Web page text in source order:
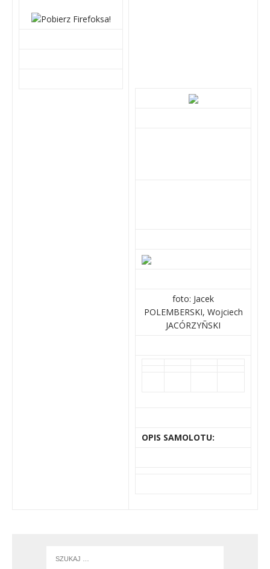
foto: Jacek
POLEMBERSKI, Wojciech
JACÓRZYÑSKI
OPIS SAMOLOTU: